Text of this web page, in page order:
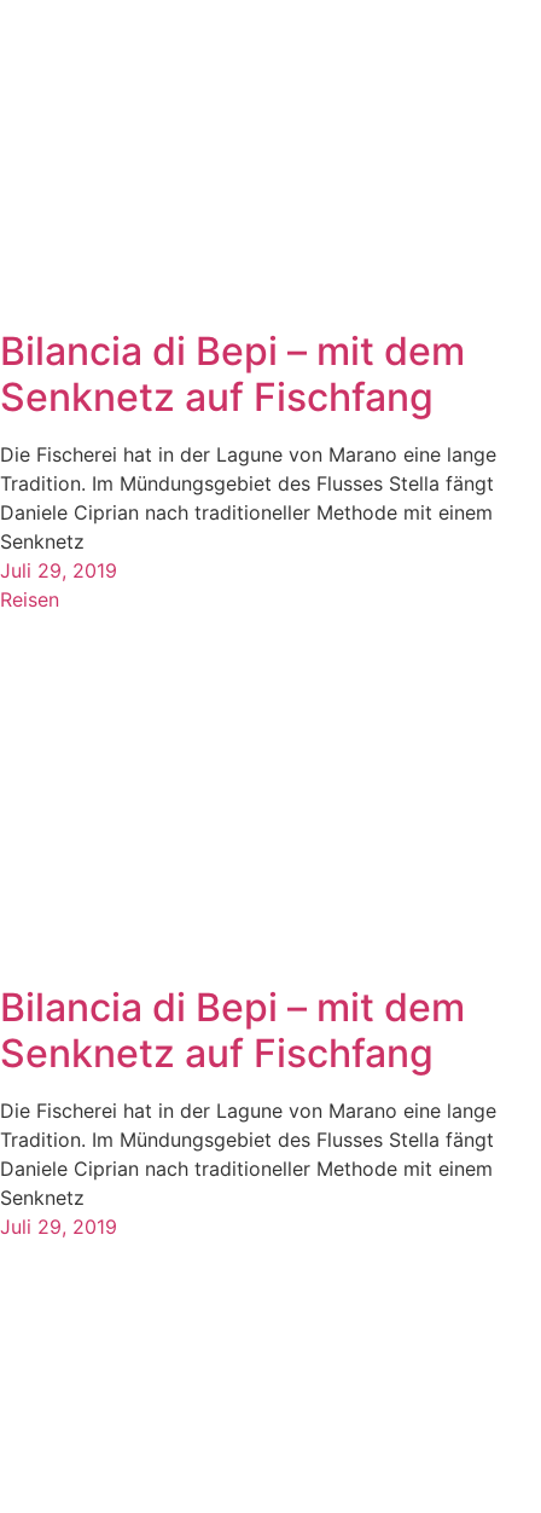
Bilancia di Bepi – mit dem
Senknetz auf Fischfang
Die Fischerei hat in der Lagune von Marano eine lange
Tradition. Im Mündungsgebiet des Flusses Stella fängt
Daniele Ciprian nach traditioneller Methode mit einem
Senknetz
Juli 29, 2019
Reisen
Bilancia di Bepi – mit dem
Senknetz auf Fischfang
Die Fischerei hat in der Lagune von Marano eine lange
Tradition. Im Mündungsgebiet des Flusses Stella fängt
Daniele Ciprian nach traditioneller Methode mit einem
Senknetz
Juli 29, 2019